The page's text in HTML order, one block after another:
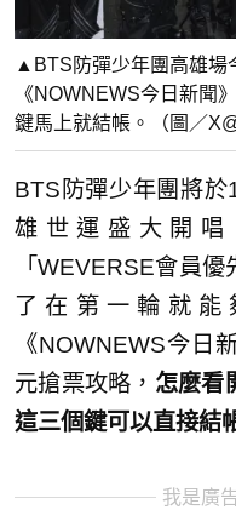
▲BTS防彈少年團高雄場
《NOWNEWS今日新聞
鍵馬上就結帳。（圖／
BTS防彈少年團將
雄世運盛大開
「WEVERSE會員
了在第一輪就能
《NOWNEWS今日
元搶票攻略， 怎麼看
這三個鍵可以直接結
我是廣